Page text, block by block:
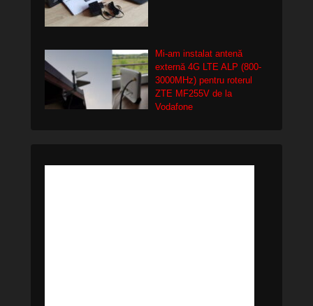
Mi-am instalat antenă
externă 4G LTE ALP (800-
3000MHz) pentru roterul
ZTE MF255V de la
Vodafone